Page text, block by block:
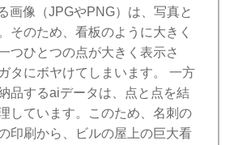
画像（JPGやPNG）は、写真と
そのため、看板のように大きく
つひとつの点が大きく表示さ
タにボヤけてしまいます。 一方
品するaiデータは、点と点を結
しています。このため、名刺の
印刷から、ビルの屋上の巨大看